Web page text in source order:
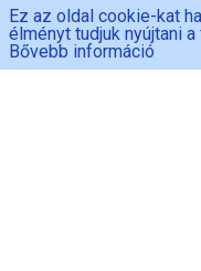
Ez az oldal cookie-kat
élményt tudjuk nyújtani
Bővebb információ